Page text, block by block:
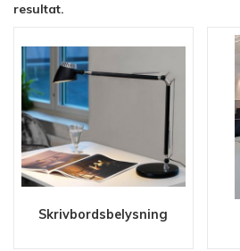
resultat.
Skrivbordsbelysning